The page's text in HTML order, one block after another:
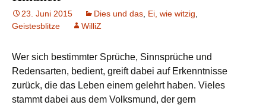
23. Juni 2015 Dies und das Ei, wie witzig
Geistesblitze
WilliZ
Wer sich bestimmter Sprüche, Sinnsprüche und
Redensarten, bedient, greift dabei auf Erkenntnisse
zurück, die das Leben einem gelehrt haben. Vieles
stammt dabei aus dem Volksmund, der gern